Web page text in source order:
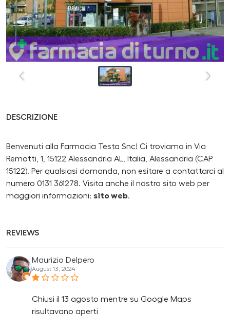
DESCRIZIONE
Benvenuti alla Farmacia Testa Snc! Ci troviamo in Via
Remotti, 1, 15122 Alessandria AL, Italia, Alessandria (CAP
15122). Per qualsiasi domanda, non esitare a contattarci al
numero 0131 361278. Visita anche il nostro sito web per
maggiori informazioni: sito web.
REVIEWS
Maurizio Delpero
August 13, 2024
Chiusi il 13 agosto mentre su Google Maps
risultavano aperti